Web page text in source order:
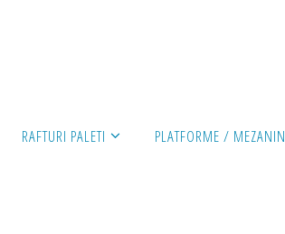
RAFTURI PALETI PLATFORME / MEZANIN